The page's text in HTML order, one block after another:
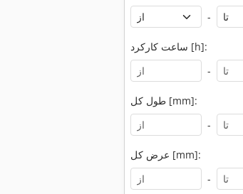
-
ساعت کارکرد [h]:
-
طول کل [mm]:
-
عرض کل [mm]:
-